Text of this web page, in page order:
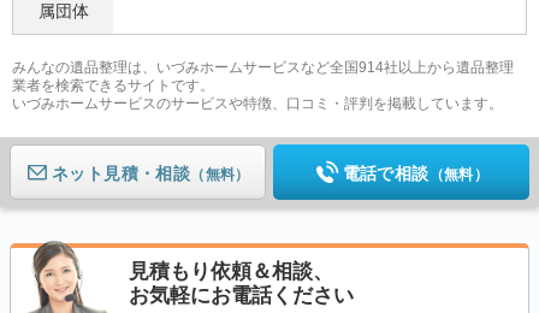
属団体
みんなの遺品整理は、いづみホームサービスなど全国914社以上から遺品整理
業者を検索できるサイトです。
いづみホームサービスのサービスや特徴、口コミ・評判を掲載しています。
ネット見積 （無料） 電話で相談 （無料）
見積もり依頼＆相談、
お気軽にお電話ください